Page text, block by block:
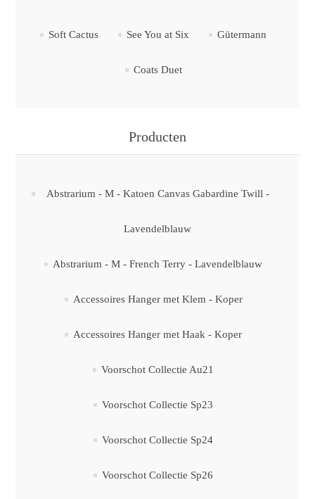
Soft Cactus See You at Six Gütermann
Coats Duet
Producten
Abstrarium - M - Katoen Canvas Gabardine Twill -
Lavendelblauw
Abstrarium - M - French Terry - Lavendelblauw
Accessoires Hanger met Klem - Koper
Accessoires Hanger met Haak - Koper
Voorschot Collectie Au21
Voorschot Collectie Sp23
Voorschot Collectie Sp24
Voorschot Collectie Sp26